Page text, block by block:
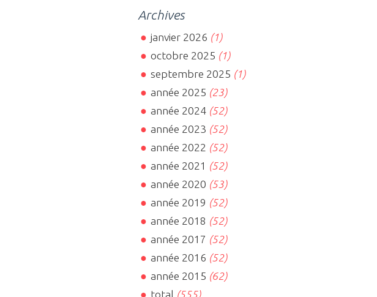
Archives
janvier 2026 (1)
octobre 2025 (1)
septembre 2025 (1)
année 2025 (23)
année 2024(52)
année 2023 (52)
année 2022 (52)
année 2021 (52)
année 2020 (53)
année 2019 (52)
année 2018 (52)
année 2017 (52)
année 2016 (52)
année 2015 (62)
total (555)